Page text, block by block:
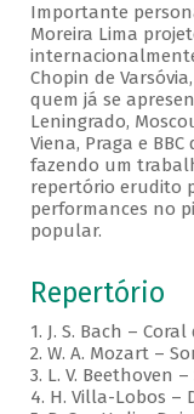
Importante
Moreira Lima
Chopin de
quem já se
Leningrado,
Viena, Praga e
fazendo um
repertório erudito
performances no
popular.
Repertório
1. J. S. Bach –
2. W. A. Mozart –
3. L. V. Beethoven
4. H. Villa-Lobos –